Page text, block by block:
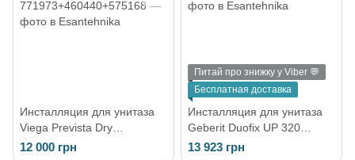
Инсталляция для унитаза
Viega Prevista Dry
771973+460440+575168
12 000 грн
Питай про знижку у Viber 💬
Бесплатная доставка
Инсталляция для унитаза
Geberit Duofix UP 320
111.362.00.5
13 923 грн